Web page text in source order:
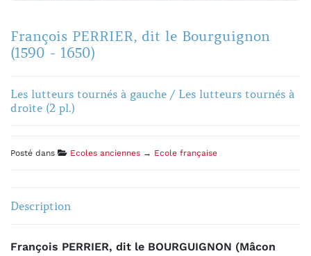
François PERRIER, dit le Bourguignon
(1590 - 1650)
Les lutteurs tournés à gauche / Les lutteurs tournés à
droite (2 pl.)
Posté dans Ecoles anciennes → Ecole française
Description
François PERRIER, dit le BOURGUIGNON (Mâcon